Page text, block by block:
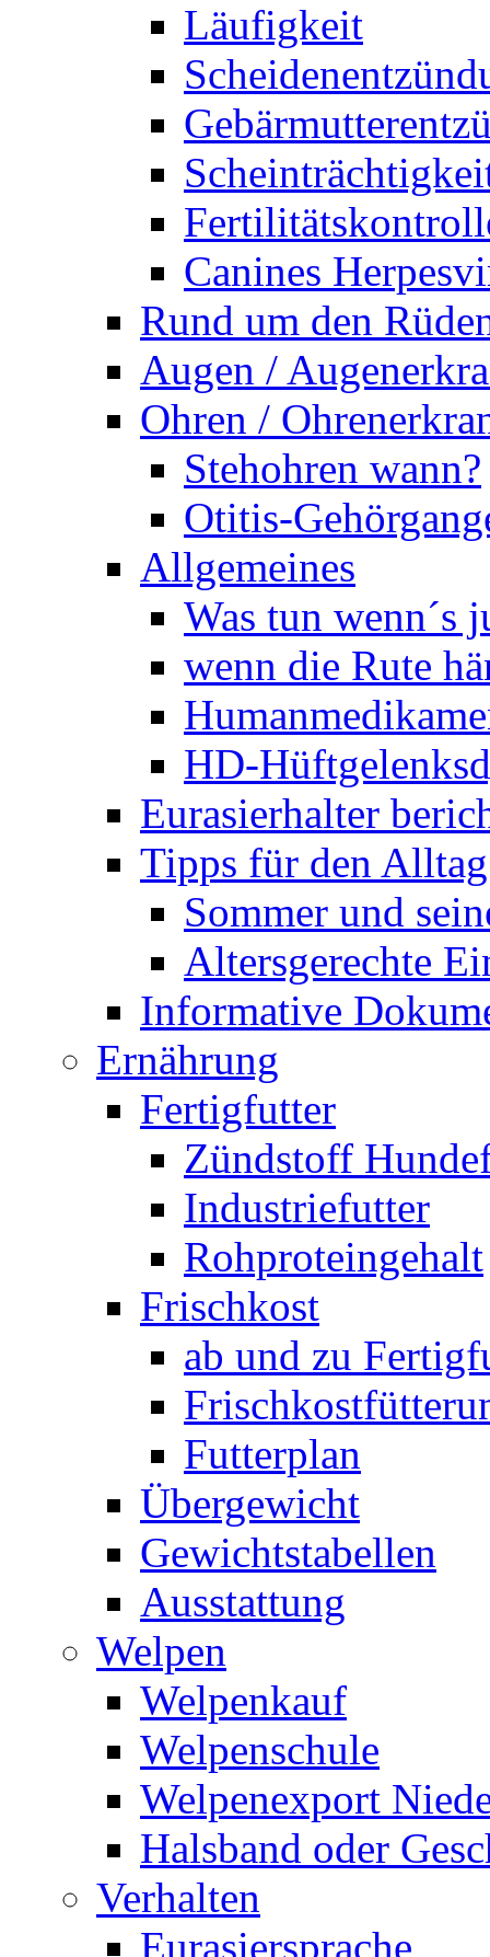
Läufigkeit
Canines
Rund um den
Augen /
Ohren /
Stehohren wann?
Otitis-
Allgemeines
Was tun wenn´s
wenn die Rute
HD-
Eurasierhalter
Tipps für den Alltag
Sommer und
Altersgerechte
Informative
Ernährung
Fertigfutter
Zündstoff
Industriefutter
Rohproteingehalt
Frischkost
ab und zu
Futterplan
Übergewicht
Gewichtstabellen
Ausstattung
Welpen
Welpenkauf
Welpenschule
Welpenexport
Halsband oder
Verhalten
Eurasiersprache